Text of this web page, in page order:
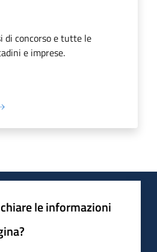
di concorso e tutte le
e imprese.
le informazioni